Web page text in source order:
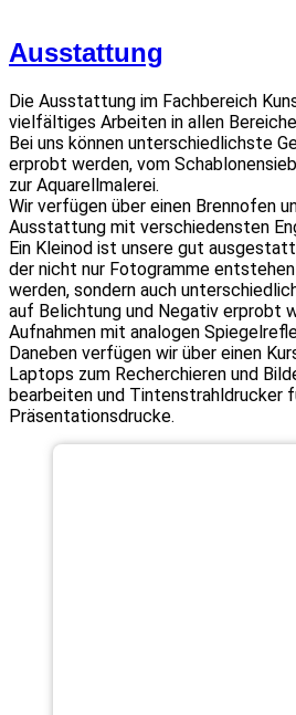
Ausstattung
Die Ausstattung im Fachbereich
vielfältiges Arbeiten in allen
Bei uns können unterschiedlichste
erprobt werden, vom
zur Aquarellmalerei.
Wir verfügen über einen Brennofen
Ausstattung mit verschiedensten
Ein Kleinod ist unsere gut
der nicht nur Fotogramme
werden, sondern auch
auf Belichtung und Negativ erprobt
Aufnahmen mit analogen
Daneben verfügen wir über einen
Laptops zum Recherchieren und
bearbeiten und Tintenstrahldrucker
Präsentationsdrucke.